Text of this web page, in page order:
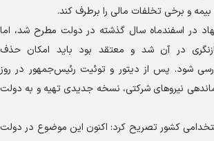
و برخی تخلفات مالی را برطرف کند.
در اسفندماه سال گذشته در دولت مطرح شد، اما
در آن شد و معتقد بود باید امکان حذف
شود. پس از دیتور و توئیت رئیس‌جمهور در روز
نیرو‌های شرکتی، نسخه جدیدی تهیه و به دولت
کشور تصریح کرد: اکنون این موضوع در دولت